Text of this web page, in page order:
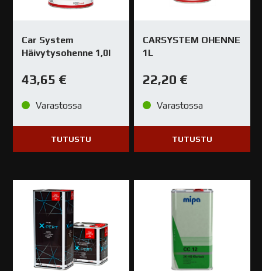
Car System
Häivytysohenne 1,0l
43,65 €
Varastossa
TUTUSTU
CARSYSTEM OHENNE
1L
22,20 €
Varastossa
TUTUSTU